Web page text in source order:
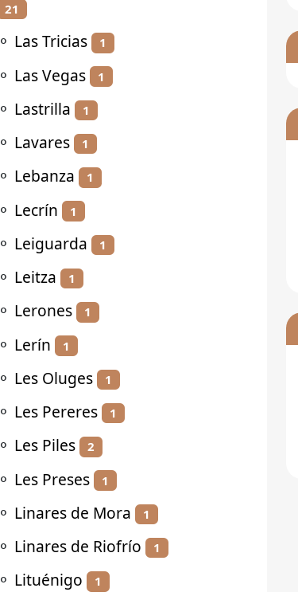
21
⚬ Las Tricias 1
⚬ Las Vegas 1
⚬ Lastrilla 1
⚬ Lavares 1
⚬ Lebanza 1
⚬ Lecrín 1
⚬ Leiguarda 1
⚬ Leitza 1
⚬ Lerones 1
⚬ Lerín 1
⚬ Les Oluges 1
⚬ Les Pereres 1
⚬ Les Piles 2
⚬ Les Preses 1
⚬ Linares de Mora 1
⚬ Linares de Riofrío 1
⚬ Lituénigo 1